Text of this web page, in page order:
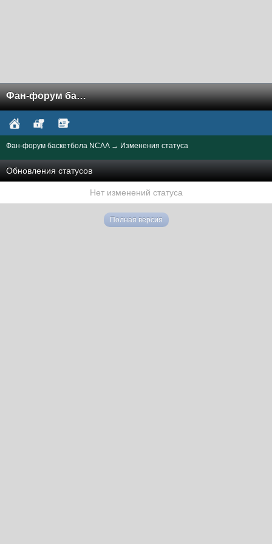
Фан-форум баскетбола NCAA
Фан-форум баскетбола NCAA → Изменения статуса
Обновления статусов
Нет изменений статуса
Полная версия